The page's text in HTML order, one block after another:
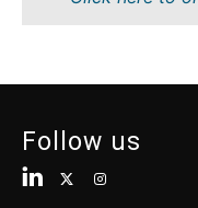
Održivost
Tehnologija
Telekomunikacije
Održivost
Turizam
Trgovina
Follow us